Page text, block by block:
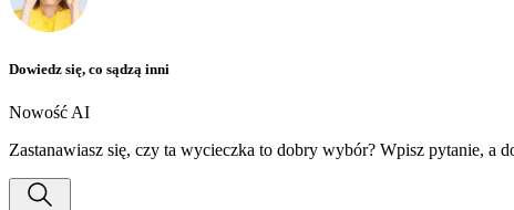
Dowiedz się, co sądzą inni
Nowość AI
Zastanawiasz się, czy ta wycieczka to dobry wybór? Wpisz pytanie, a